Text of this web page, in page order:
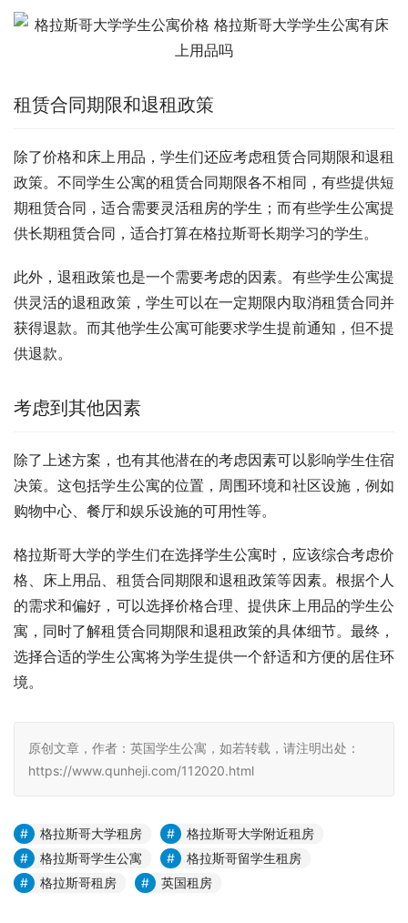
租赁合同期限和退租政策
除了价格和床上用品，学生们还应考虑租赁合同期限和退租
政策。不同学生公寓的租赁合同期限各不相同，有些提供短
期租赁合同，适合需要灵活租房的学生；而有些学生公寓提
供长期租赁合同，适合打算在格拉斯哥长期学习的学生。
此外，退租政策也是一个需要考虑的因素。有些学生公寓提
供灵活的退租政策，学生可以在一定期限内取消租赁合同并
获得退款。而其他学生公寓可能要求学生提前通知，但不提
供退款。
考虑到其他因素
除了上述方案，也有其他潜在的考虑因素可以影响学生住宿
决策。这包括学生公寓的位置，周围环境和社区设施，例如
购物中心、餐厅和娱乐设施的可用性等。
格拉斯哥大学的学生们在选择学生公寓时，应该综合考虑价
格、床上用品、租赁合同期限和退租政策等因素。根据个人
的需求和偏好，可以选择价格合理、提供床上用品的学生公
寓，同时了解租赁合同期限和退租政策的具体细节。最终，
选择合适的学生公寓将为学生提供一个舒适和方便的居住环
境。
原创文章，作者：英国学生公寓，如若转载，请注明出处：
https://www.qunheji.com/112020.html
格拉斯哥大学租房
格拉斯哥大学附近租房
格拉斯哥学生公寓
格拉斯哥留学生租房
格拉斯哥租房
英国租房